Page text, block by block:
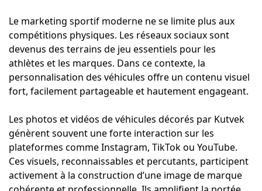
Le marketing sportif moderne ne se limite plus aux
compétitions physiques. Les réseaux sociaux sont
devenus des terrains de jeu essentiels pour les
athlètes et les marques. Dans ce contexte, la
personnalisation des véhicules offre un contenu visuel
fort, facilement partageable et hautement engageant.
Les photos et vidéos de véhicules décorés par Kutvek
génèrent souvent une forte interaction sur les
plateformes comme Instagram, TikTok ou YouTube.
Ces visuels, reconnaissables et percutants, participent
activement à la construction d’une image de marque